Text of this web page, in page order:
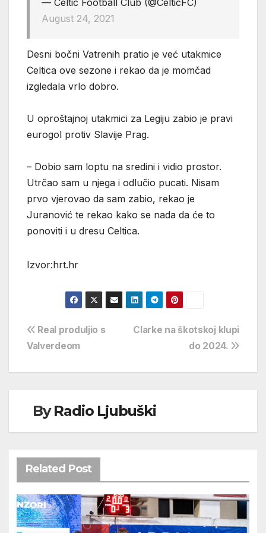
August 24, 2021
Desni bočni Vatrenih pratio je već utakmice
Celtica ove sezone i rekao da je momčad
izgledala vrlo dobro.
U oproštajnoj utakmici za Legiju zabio je pravi
eurogol protiv Slavije Prag.
– Dobio sam loptu na sredini i vidio prostor.
Utrčao sam u njega i odlučio pucati. Nisam
prvo vjerovao da sam zabio, rekao je
Juranović te rekao kako se nada da će to
ponoviti i u dresu Celtica.
Izvor:hrt.hr
Navigacija
Clarke na škotskoj klupi
do 2024.
Real produljio s
Valverdeom
ByRadio Ljubuški
Related Post